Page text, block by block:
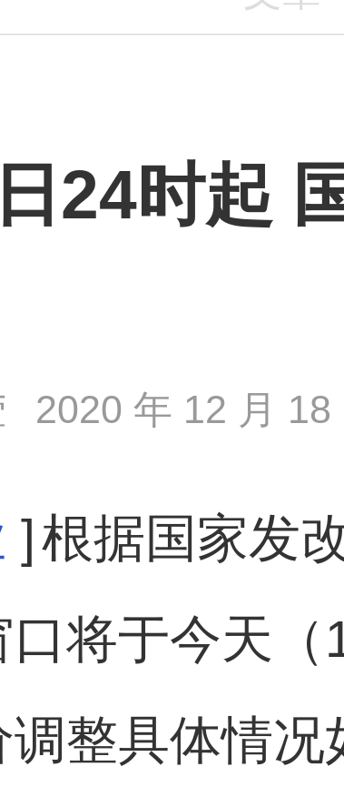
24时起
2020 年 12 月 18
]根据国家发
将于今天
整具体情